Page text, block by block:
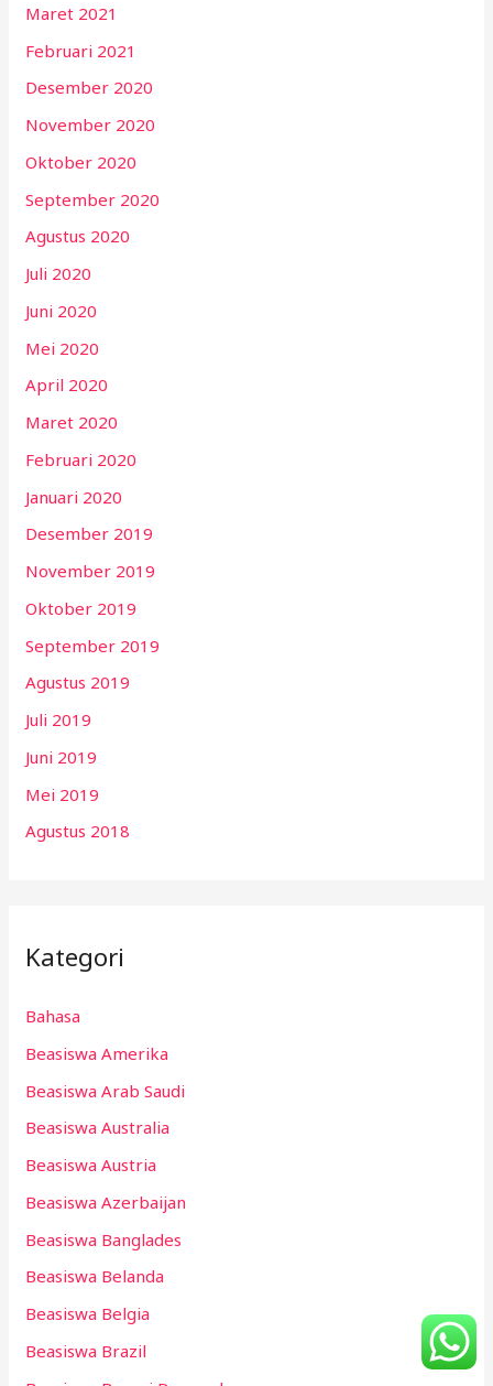
Maret 2021
Februari 2021
Desember 2020
November 2020
Oktober 2020
September 2020
Agustus 2020
Juli 2020
Juni 2020
Mei 2020
April 2020
Maret 2020
Februari 2020
Januari 2020
Desember 2019
November 2019
Oktober 2019
September 2019
Agustus 2019
Juli 2019
Juni 2019
Mei 2019
Agustus 2018
Kategori
Bahasa
Beasiswa Amerika
Beasiswa Arab Saudi
Beasiswa Australia
Beasiswa Austria
Beasiswa Azerbaijan
Beasiswa Banglades
Beasiswa Belanda
Beasiswa Belgia
Beasiswa Brazil